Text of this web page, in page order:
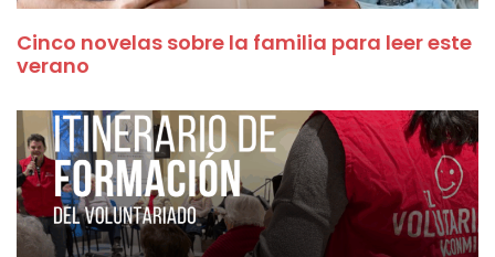
Cinco novelas sobre la familia para leer este
verano